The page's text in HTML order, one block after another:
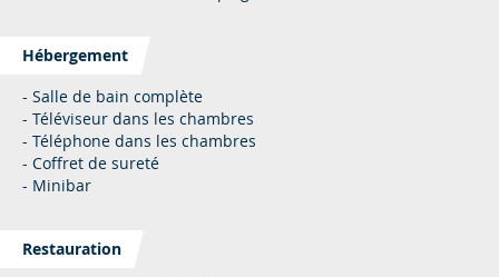
Hébergement
- Salle de bain complète
- Téléviseur dans les chambres
- Téléphone dans les chambres
- Coffret de sureté
- Minibar
Restauration